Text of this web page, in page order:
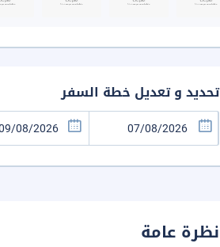
تحديد و تعديل خطة السفر
نظرة عامة